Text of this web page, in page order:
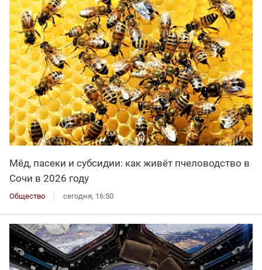
Мёд, пасеки и субсидии: как живёт пчеловодство в
Сочи в 2026 году
Общество сегодня, 16:50